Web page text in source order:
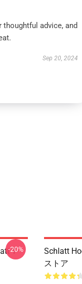
advice, and
Sep 20, 2024
T-
-20%
Schlatt
ストア